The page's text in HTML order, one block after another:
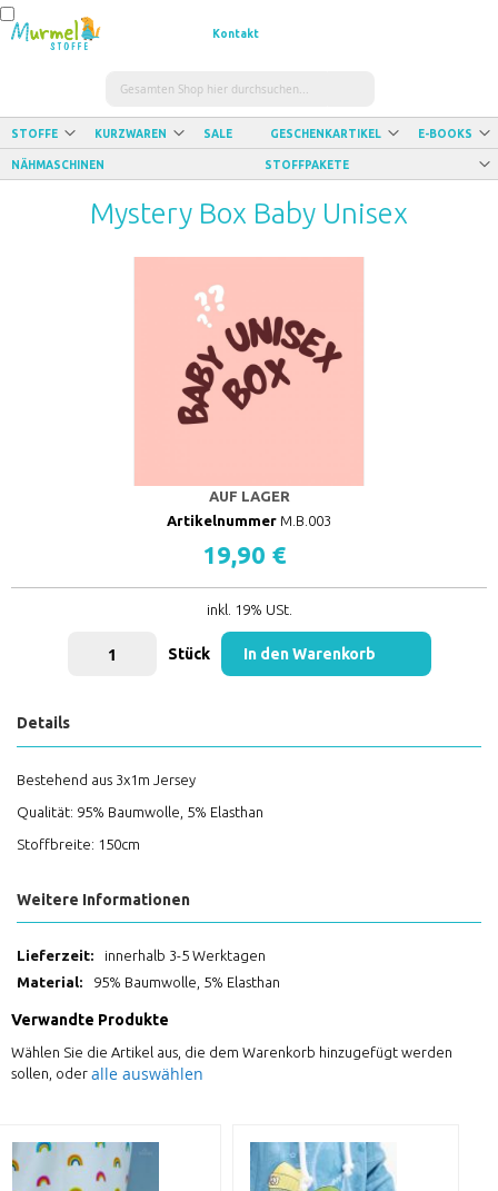
Kontakt
STOFFE KURZWAREN SALE GESCHENKARTIKEL E-BOOKS
NÄHMASCHINEN STOFFPAKETE
Mystery Box Baby Unisex
AUF LAGER
Artikelnummer M.B.003
19,90 €
inkl. 19% USt.
Stück In den Warenkorb
Details
Bestehend aus 3x1m Jersey
Qualität: 95% Baumwolle, 5% Elasthan
Stoffbreite: 150cm
Weitere Informationen
Weitere
Informationen
innerhalb 3-5 Werktagen
95% Baumwolle, 5% Elasthan
Verwandte Produkte
Wählen Sie die Artikel aus, die dem Warenkorb hinzugefügt werden
sollen, oder alle auswählen
den
Warenkorb
den
Warenkorb
den
Warenkorb